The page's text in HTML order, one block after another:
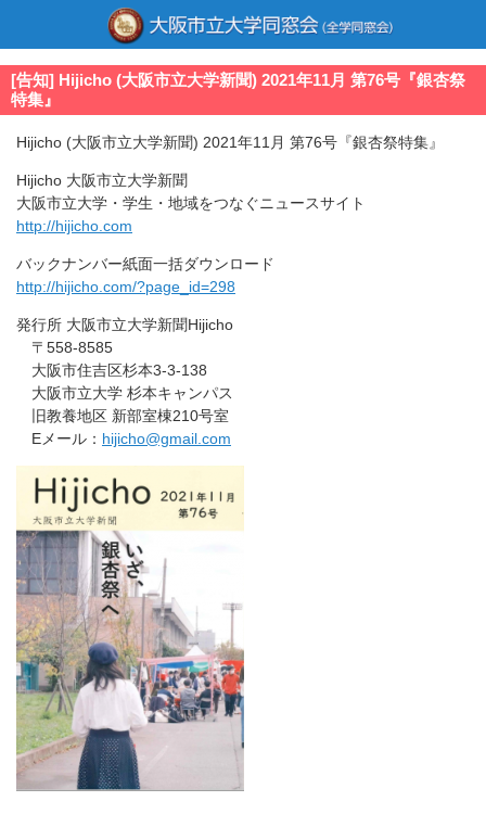
[告知] Hijicho (大阪市立大学新聞) 2021年11月 第76号『銀杏祭
特集』
Hijicho (大阪市立大学新聞) 2021年11月 第76号『銀杏祭特集』
Hijicho 大阪市立大学新聞
大阪市立大学・学生・地域をつなぐニュースサイト
http://hijicho.com
バックナンバー紙面一括ダウンロード
http://hijicho.com/?page_id=298
発行所 大阪市立大学新聞Hijicho
〒558-8585
大阪市住吉区杉本3-3-138
大阪市立大学 杉本キャンパス
旧教養地区 新部室棟210号室
Eメール： hijicho@gmail.com